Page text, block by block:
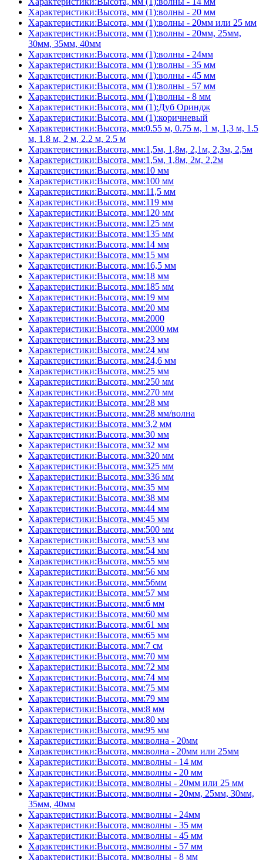
Характеристики:Высота, мм (1):волны - 20 мм
Характеристики:Высота, мм (1):волны - 20мм или 25 мм
Характеристики:Высота, мм (1):волны - 20мм, 25мм,
30мм, 35мм, 40мм
Характеристики:Высота, мм (1):волны - 24мм
Характеристики:Высота, мм (1):волны - 35 мм
Характеристики:Высота, мм (1):волны - 45 мм
Характеристики:Высота, мм (1):волны - 57 мм
Характеристики:Высота, мм (1):волны - 8 мм
Характеристики:Высота, мм (1):Дуб Ориндж
Характеристики:Высота, мм (1):коричневый
Характеристики:Высота, мм:0.55 м, 0.75 м, 1 м, 1,3 м, 1.5
м, 1.8 м, 2 м, 2.2 м, 2.5 м
Характеристики:Высота, мм:1,5м, 1,8м, 2,1м, 2,3м, 2,5м
Характеристики:Высота, мм:1,5м, 1,8м, 2м, 2,2м
Характеристики:Высота, мм:10 мм
Характеристики:Высота, мм:100 мм
Характеристики:Высота, мм:11,5 мм
Характеристики:Высота, мм:119 мм
Характеристики:Высота, мм:120 мм
Характеристики:Высота, мм:125 мм
Характеристики:Высота, мм:135 мм
Характеристики:Высота, мм:14 мм
Характеристики:Высота, мм:15 мм
Характеристики:Высота, мм:16,5 мм
Характеристики:Высота, мм:18 мм
Характеристики:Высота, мм:185 мм
Характеристики:Высота, мм:19 мм
Характеристики:Высота, мм:20 мм
Характеристики:Высота, мм:2000
Характеристики:Высота, мм:2000 мм
Характеристики:Высота, мм:23 мм
Характеристики:Высота, мм:24 мм
Характеристики:Высота, мм:24,6 мм
Характеристики:Высота, мм:25 мм
Характеристики:Высота, мм:250 мм
Характеристики:Высота, мм:270 мм
Характеристики:Высота, мм:28 мм
Характеристики:Высота, мм:28 мм/волна
Характеристики:Высота, мм:3,2 мм
Характеристики:Высота, мм:30 мм
Характеристики:Высота, мм:32 мм
Характеристики:Высота, мм:320 мм
Характеристики:Высота, мм:325 мм
Характеристики:Высота, мм:336 мм
Характеристики:Высота, мм:35 мм
Характеристики:Высота, мм:38 мм
Характеристики:Высота, мм:44 мм
Характеристики:Высота, мм:45 мм
Характеристики:Высота, мм:500 мм
Характеристики:Высота, мм:53 мм
Характеристики:Высота, мм:54 мм
Характеристики:Высота, мм:55 мм
Характеристики:Высота, мм:56 мм
Характеристики:Высота, мм:56мм
Характеристики:Высота, мм:57 мм
Характеристики:Высота, мм:6 мм
Характеристики:Высота, мм:60 мм
Характеристики:Высота, мм:61 мм
Характеристики:Высота, мм:65 мм
Характеристики:Высота, мм:7 см
Характеристики:Высота, мм:70 мм
Характеристики:Высота, мм:72 мм
Характеристики:Высота, мм:74 мм
Характеристики:Высота, мм:75 мм
Характеристики:Высота, мм:79 мм
Характеристики:Высота, мм:8 мм
Характеристики:Высота, мм:80 мм
Характеристики:Высота, мм:95 мм
Характеристики:Высота, мм:волна - 20мм
Характеристики:Высота, мм:волна - 20мм или 25мм
Характеристики:Высота, мм:волны - 14 мм
Характеристики:Высота, мм:волны - 20 мм
Характеристики:Высота, мм:волны - 20мм или 25 мм
Характеристики:Высота, мм:волны - 20мм, 25мм, 30мм,
35мм, 40мм
Характеристики:Высота, мм:волны - 24мм
Характеристики:Высота, мм:волны - 35 мм
Характеристики:Высота, мм:волны - 45 мм
Характеристики:Высота, мм:волны - 57 мм
Характеристики:Высота, мм:волны - 8 мм